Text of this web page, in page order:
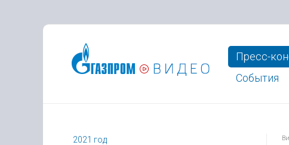
Пресс-
События
2021 год